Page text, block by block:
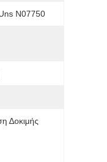
N07750
Δοκιμής